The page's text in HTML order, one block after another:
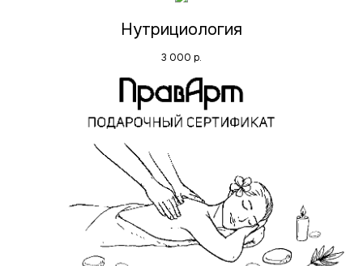
Нутрициология
3 000 р.